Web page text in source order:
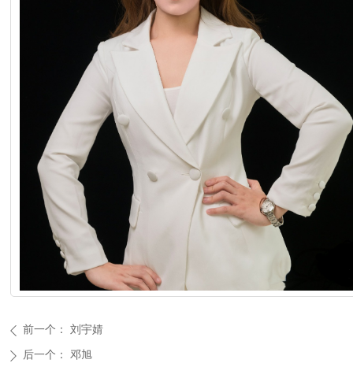
ꄴ 前一个： 刘宇婧
ꄲ 后一个： 邓旭